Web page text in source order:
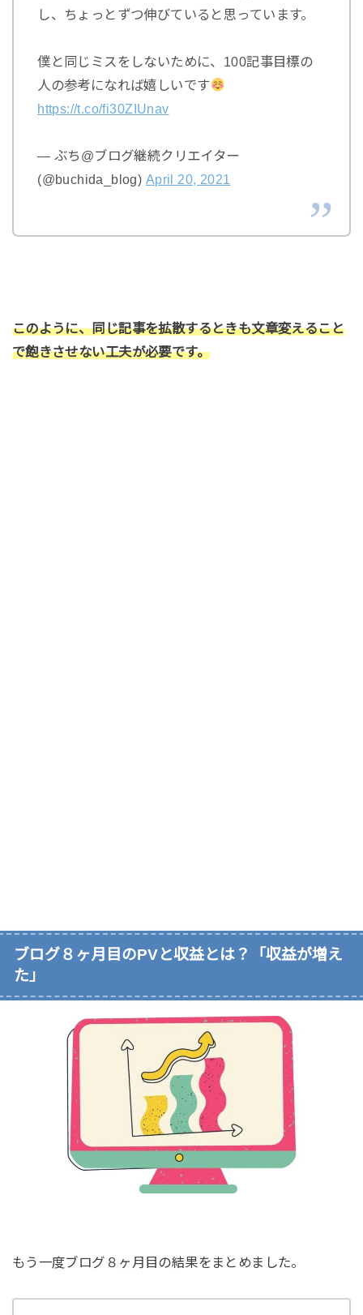
し、ちょっとずつ伸びていると思っています。
僕と同じミスをしないために、100記事目標の
人の参考になれば嬉しいです
https://t.co/fi30ZIUnav
— ぶち@ブログ継続クリエイター
(@buchida_blog) April 20, 2021
このように、同じ記事を拡散するときも文章変えること
で飽きさせない工夫が必要です。
ブログ８ヶ月目のPVと収益とは？「収益が増え
た」
もう一度ブログ８ヶ月目の結果をまとめました。